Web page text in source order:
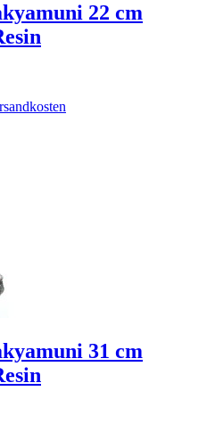
22 cm
31 cm